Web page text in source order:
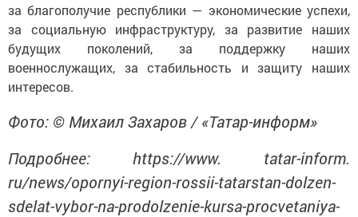
за благополучие республики — экономические успехи,
за социальную инфраструктуру, за развитие наших
будущих поколений, за поддержку наших
военнослужащих, за стабильность и защиту наших
интересов.
Фото: © Михаил Захаров / «Татар-информ»
Подробнее: https://www. tatar-inform.
ru/news/opornyi-region-rossii-tatarstan-dolzen-
sdelat-vybor-na-prodolzenie-kursa-procvetaniya-